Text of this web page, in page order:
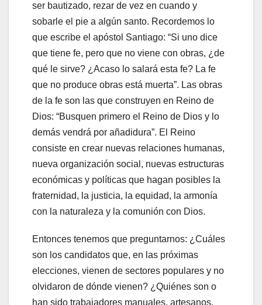
ser bautizado, rezar de vez en cuando y
sobarle el pie a algún santo. Recordemos lo
que escribe el apóstol Santiago: “Si uno dice
que tiene fe, pero que no viene con obras, ¿de
qué le sirve? ¿Acaso lo salará esta fe? La fe
que no produce obras está muerta”. Las obras
de la fe son las que construyen en Reino de
Dios: “Busquen primero el Reino de Dios y lo
demás vendrá por añadidura”. El Reino
consiste en crear nuevas relaciones humanas,
nueva organización social, nuevas estructuras
económicas y políticas que hagan posibles la
fraternidad, la justicia, la equidad, la armonía
con la naturaleza y la comunión con Dios.
Entonces tenemos que preguntarnos: ¿Cuáles
son los candidatos que, en las próximas
elecciones, vienen de sectores populares y no
olvidaron de dónde vienen? ¿Quiénes son o
han sido trabajadores manuales, artesanos,